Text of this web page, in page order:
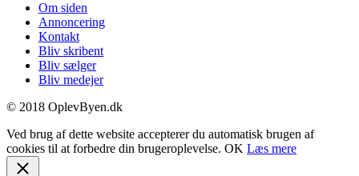
Om siden
Annoncering
Kontakt
Bliv skribent
Bliv sælger
Bliv medejer
© 2018 OplevByen.dk
Ved brug af dette website accepterer du automatisk brugen af
cookies til at forbedre din brugeroplevelse. OK Læs mere